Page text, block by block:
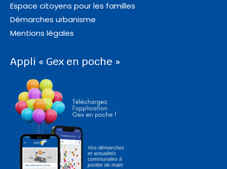
Espace citoyens pour les familles
Démarches urbanisme
Mentions légales
Appli « Gex en poche »